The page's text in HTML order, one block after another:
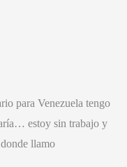
para Venezuela tengo
… estoy sin trabajo y
llamo